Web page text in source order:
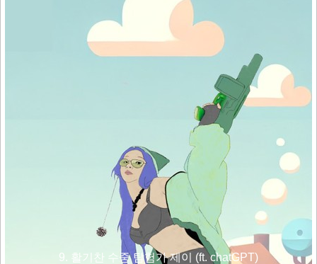
9. 활기찬 수중 탐험가 제이 (ft. chatGPT)